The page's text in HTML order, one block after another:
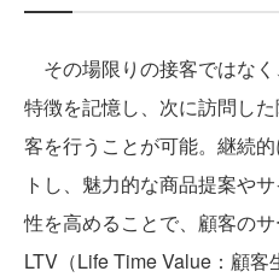
その場限りの接客ではな
特徴を記憶し、次に訪問し
客を行うことが可能。継続
トし、魅力的な商品提案や
性を高めることで、顧客のサ
LTV（Life Time Value：顧